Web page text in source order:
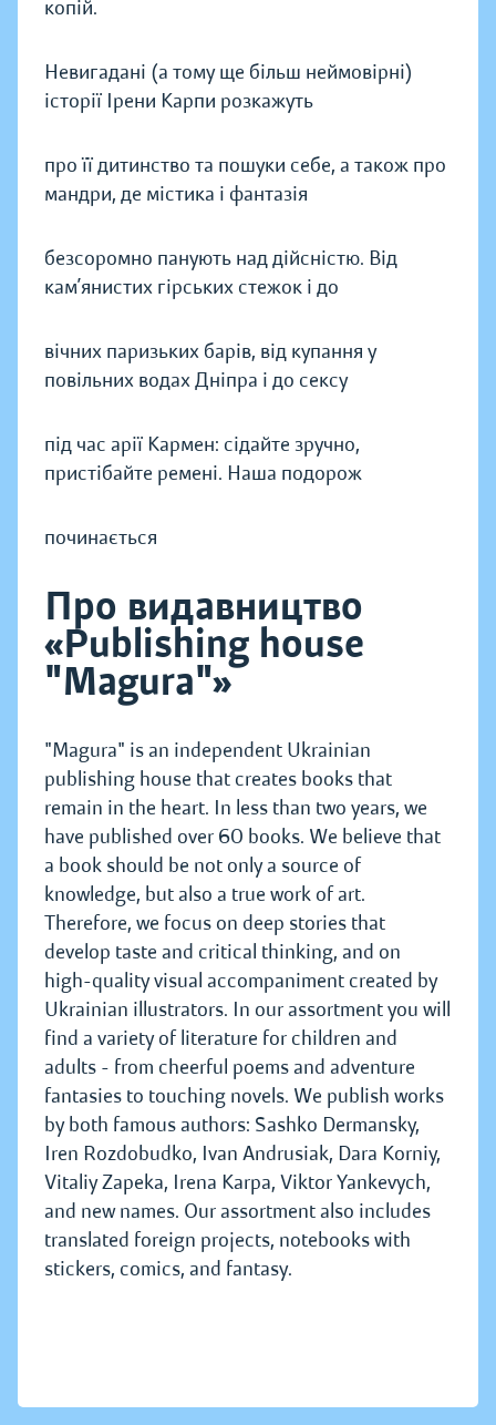
копій.
Невигадані (а тому ще більш неймовірні)
історії Ірени Карпи розкажуть
про її дитинство та пошуки себе, а також про
мандри, де містика і фантазія
безсоромно панують над дійсністю. Від
кам’янистих гірських стежок і до
вічних паризьких барів, від купання у
повільних водах Дніпра і до сексу
під час арії Кармен: сідайте зручно,
пристібайте ремені. Наша подорож
починається
Про видавництво
«Publishing house
"Magura"»
"Magura" is an independent Ukrainian
publishing house that creates books that
remain in the heart. In less than two years, we
have published over 60 books. We believe that
a book should be not only a source of
knowledge, but also a true work of art.
Therefore, we focus on deep stories that
develop taste and critical thinking, and on
high-quality visual accompaniment created by
Ukrainian illustrators. In our assortment you will
find a variety of literature for children and
adults - from cheerful poems and adventure
fantasies to touching novels. We publish works
by both famous authors: Sashko Dermansky,
Iren Rozdobudko, Ivan Andrusiak, Dara Korniy,
Vitaliy Zapeka, Irena Karpa, Viktor Yankevych,
and new names. Our assortment also includes
translated foreign projects, notebooks with
stickers, comics, and fantasy.